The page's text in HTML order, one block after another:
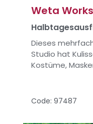
Weta
Dieses
Studio hat
Kostüme,
Code: 97487